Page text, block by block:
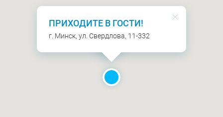
ПРИХОДИТЕ В ГОСТИ!
г. Минск, ул. Свердлова, 11-332